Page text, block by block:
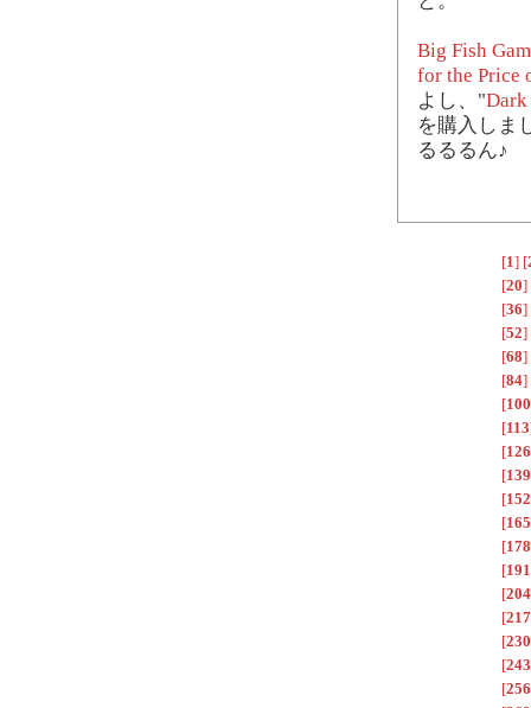
Big Fish
for the Price
よし、"Dark
を購入しま
るるるん♪
[1] [
[20]
[36]
[52]
[68]
[84]
[100
[113
[126
[139
[152
[165
[178
[191
[204
[217
[230
[243
[256